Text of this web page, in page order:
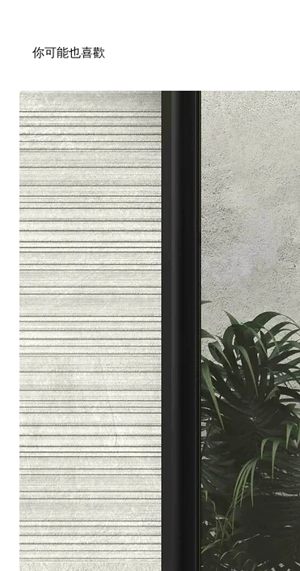
你可能也喜歡